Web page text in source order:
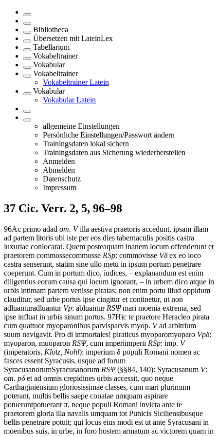
Bibliotheca
Übersetzen mit LateinLex
Tabellarium
Vokabeltrainer
Vokabular
Vokabeltrainer
Vokabeltrainer Latein
Vokabular
Vokabular Latein
allgemeine Einstellungen
Persönliche Einstellungen/Passwort ändern
Trainingsdaten lokal sichern
Trainingsdaten aus Sicherung wiederherstellen
Anmelden
Abmelden
Datenschutz
Impressum
37 Cic. Verr. 2, 5, 96–98
96Ac primo adad om. V illa aestiva praetoris accedunt, ipsam illam
ad partem litoris ubi iste per eos dies tabernaculis positis castra
luxuriae conlocarat. Quem posteaquam inanem locum offenderunt et
praetorem commossecommosse RSp: commovisse Vδ ex eo loco
castra senserunt, statim sine ullo metu in ipsum portum penetrare
coeperunt. Cum in portum dico, iudices, – explanandum est enim
diligentius eorum causa qui locum ignorant, – in urbem dico atque in
urbis intimam partem venisse piratas; non enim portu illud oppidum
clauditur, sed urbe portus ipse cingitur et continetur, ut non
adluanturadluantur Vp: abluantur RSΨ mari moenia extrema, sed
ipse influat in urbis sinum portus. 97Hic te praetore Heracleo pirata
cum quattuor myoparonibus parvisparvis myop. V ad arbitrium
suum navigavit. Pro di immortales! piraticus myoparomyoparo Vpδ:
myoparon, muoparon RSΨ, cum imperiimperii RSp: imp. V
(imperatoris, Klotz, Nohl): imperium δ populi Romani nomen ac
fasces essent Syracusis, usque ad forum
SyracusanorumSyracusanorum RSΨ(§§84, 140): Syracusanum V:
om. pδ et ad omnis crepidines urbis accessit, quo neque
Carthaginiensium gloriosissimae classes, cum mari plurimum
poterant, multis bellis saepe conatae umquam aspirare
potueruntpotuerant π, neque populi Romani invicta ante te
praetorem gloria illa navalis umquam tot Punicis Siciliensibusque
bellis penetrare potuit; qui locus eius modi est ut ante Syracusani in
moenibus suis, in urbe, in foro hostem armatum ac victorem quam in